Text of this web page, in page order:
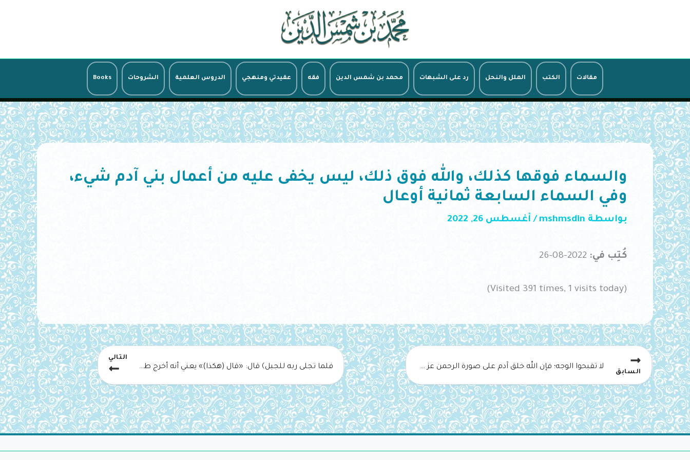
مقالات الكتب الملل والنحل رد على الشبهات محمد بن شمس الدين فقه عقيدتي ومنهجي الدروس العلمية الشروحات Books
والسماء فوقها كذلك، والله فوق ذلك، ليس يخفى عليه من أعمال بني آدم شيء،
وفي السماء السابعة ثمانية ‌أوعال
بواسطة mshmsdin
/ أغسطس 26, 2022
كُتِب في: 2022-08-26
(Visited 391 times, 1 visits today)
السابق
لا تقبحوا الوجه؛ فإن الله خلق آدم ‌على ‌صورة ‌الرحمن عز وجل
التالي
فلما تجلى ربه للجبل﴾ قال: «قال (هكذا)» يعني أنه أخرج طرف الخنصر